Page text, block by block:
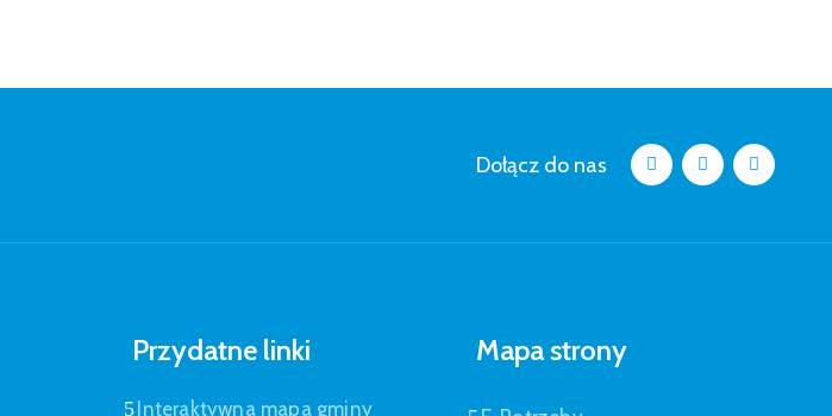
Dołącz do nas
Przydatne linki
Interaktywna mapa gminy
Mapa strony